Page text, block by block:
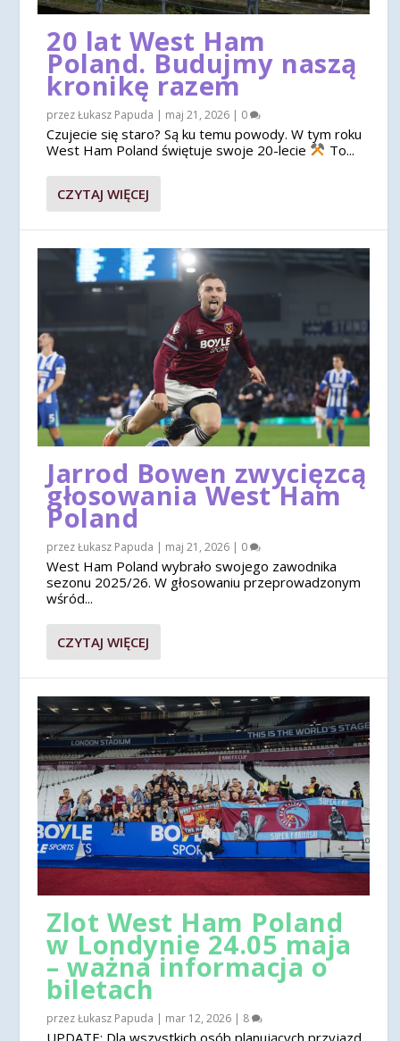
20 lat West Ham
Poland. Budujmy naszą
kronikę razem
przezŁukasz Papuda | maj 21, 2026 | 0
Czujecie się staro? Są ku temu powody. W tym roku
West Ham Poland świętuje swoje 20-lecie
To...
CZYTAJ WIĘCEJ
Jarrod Bowen zwycięzcą
głosowania West Ham
Poland
przezŁukasz Papuda | maj 21, 2026 | 0
West Ham Poland wybrało swojego zawodnika
sezonu 2025/26. W głosowaniu przeprowadzonym
wśród...
CZYTAJ WIĘCEJ
Zlot West Ham Poland
w Londynie 24.05 maja
– ważna informacja o
biletach
przezŁukasz Papuda | mar 12, 2026 | 8
UPDATE: Dla wszystkich osób planujących przyjazd